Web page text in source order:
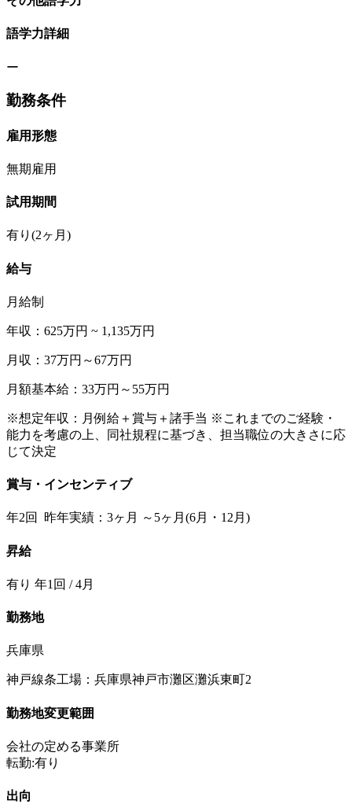
語学力詳細
ー
勤務条件
雇用形態
無期雇用
試用期間
有り(2ヶ月)
給与
月給制
年収：625万円 ~ 1,135万円
月収：37万円～67万円
月額基本給：33万円～55万円
※想定年収：月例給＋賞与＋諸手当 ※これまでのご経験・
能力を考慮の上、同社規程に基づき、担当職位の大きさに応
じて決定
賞与・インセンティブ
年2回 昨年実績：3ヶ月 ～5ヶ月(6月・12月)
昇給
有り 年1回 / 4月
勤務地
兵庫県
神戸線条工場：兵庫県神戸市灘区灘浜東町2
勤務地変更範囲
会社の定める事業所
転勤:有り
出向